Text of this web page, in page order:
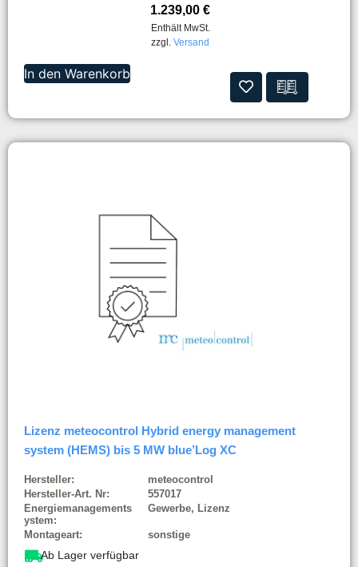
1.239,00 €
Enthält MwSt.
zzgl. Versand
In den Warenkorb
Lizenz meteocontrol Hybrid energy management
system (HEMS) bis 5 MW blue’Log XC
Hersteller:
meteocontrol
Hersteller-Art. Nr:
557017
Energiemanagements
ystem:
Gewerbe, Lizenz
Montageart: sonstige
Ab Lager verfügbar